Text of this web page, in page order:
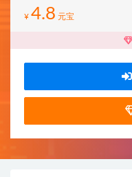
¥ 4.8 元宝